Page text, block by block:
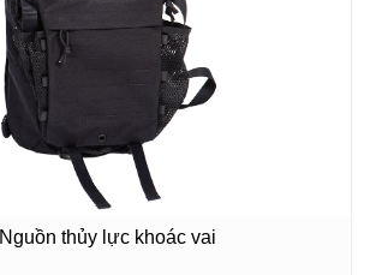
Nguồn thủy lực khoác vai